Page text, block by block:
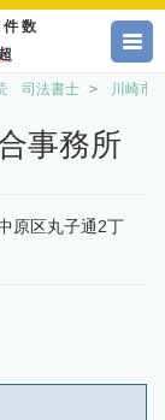
数
司法書士 川崎市
事務所
原区丸子通2丁